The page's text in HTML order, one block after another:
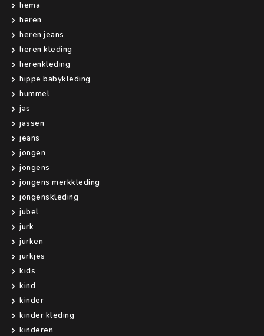
hema
heren
heren jeans
heren kleding
herenkleding
hippe babykleding
hummel
jas
jassen
jeans
jongen
jongens
jongens merkkleding
jongenskleding
jubel
jurk
jurken
jurkjes
kids
kind
kinder
kinder kleding
kinderen